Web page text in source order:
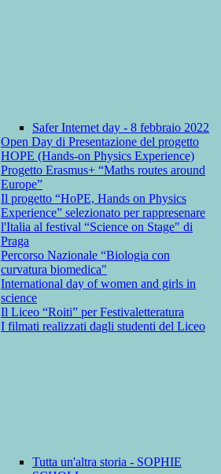
Safer Internet day - 8 febbraio 2022
Open Day di Presentazione del progetto
HOPE (Hands-on Physics Experience)
Progetto Erasmus+ “Maths routes around
Europe”
Il progetto “HoPE, Hands on Physics
Experience” selezionato per rappresenare
l'Italia al festival “Science on Stage" di
Praga
Percorso Nazionale “Biologia con
curvatura biomedica"
International day of women and girls in
science
Il Liceo “Roiti” per Festivaletteratura
I filmati realizzati dagli studenti del Liceo
Tutta un'altra storia - SOPHIE